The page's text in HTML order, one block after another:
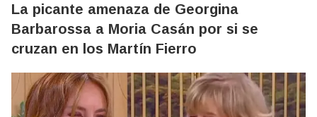
La picante amenaza de Georgina
Barbarossa a Moria Casán por si se
cruzan en los Martín Fierro